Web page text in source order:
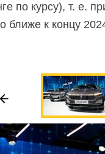
по курсу), т. е.
ближе к концу